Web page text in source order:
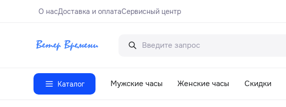
О насДоставка и оплатаСервисный центр
Каталог Мужские часы Женские часы Скидки